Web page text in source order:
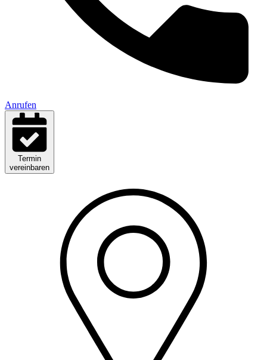
Anrufen
Termin
vereinbaren